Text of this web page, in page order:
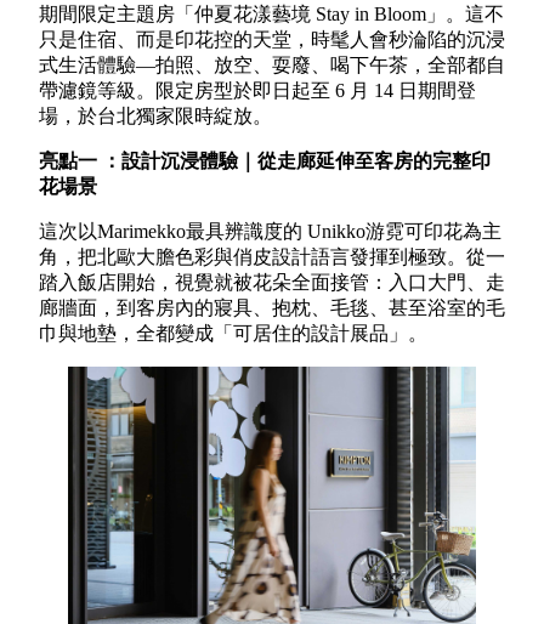
期間限定主題房「仲夏花漾藝境 Stay in Bloom」。這不
只是住宿、而是印花控的天堂，時髦人會秒淪陷的沉浸
式生活體驗—拍照、放空、耍廢、喝下午茶，全部都自
帶濾鏡等級。限定房型於即日起至 6 月 14 日期間登
場，於台北獨家限時綻放。
亮點一
：設計沉浸體驗｜從走廊延伸至客房的完整印
花場景
這次以Marimekko最具辨識度的 Unikko游霓可印花為主
角，把北歐大膽色彩與俏皮設計語言發揮到極致。從一
踏入飯店開始，視覺就被花朵全面接管：入口大門、走
廊牆面，到客房內的寢具、抱枕、毛毯、甚至浴室的毛
巾與地墊，全都變成「可居住的設計展品」。